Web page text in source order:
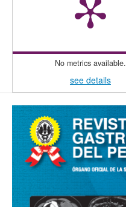
No metrics available.
see details